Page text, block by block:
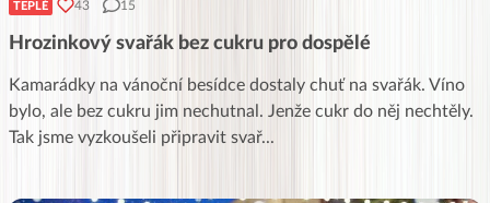
TEPLÉ 43 15
Hrozinkový svařák bez cukru pro dospělé
Kamarádky na vánoční besídce dostaly chuť na svařák. Víno
bylo, ale bez cukru jim nechutnal. Jenže cukr do něj nechtěly.
Tak jsme vyzkoušeli připravit svař...